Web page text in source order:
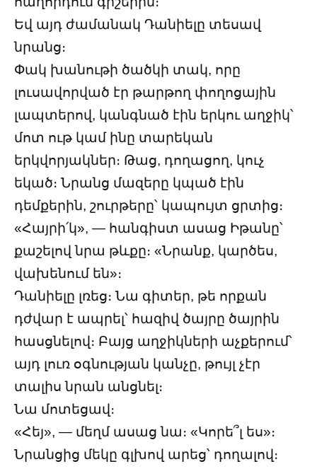
Եվ այդ ժամանակ Դանիելը տեսավ
նրանց։
Փակ խանութի ծածկի տակ, որը
լուսավորված էր թարթող փողոցային
լապտերով, կանգնած էին երկու աղջիկ՝
մոտ ութ կամ ինը տարեկան
երկվորյակներ։ Թաց, դողացող, կուչ
եկած։ Նրանց մազերը կպած էին
դեմքերին, շուրթերը՝ կապույտ ցրտից։
«Հայրի՛կ», — հանգիստ ասաց Իթանը՝
քաշելով նրա թևքը։ «Նրանք, կարծես,
վախենում են»։
Դանիելը լռեց։ Նա գիտեր, թե որքան
դժվար է ապրել՝ հազիվ ծայրը ծայրին
հասցնելով։ Բայց աղջիկների աչքերում՝
այդ լուռ օգնության կանչը, թույլ չէր
տալիս նրան անցնել։
Նա մոտեցավ։
«Հեյ», — մեղմ ասաց նա։ «Կորե՞լ ես»։
Նրանցից մեկը գլխով արեց՝ դողալով։